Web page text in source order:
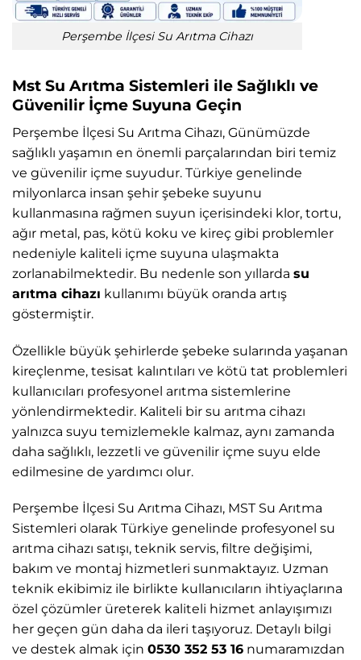
Perşembe İlçesi Su Arıtma Cihazı
Mst Su Arıtma Sistemleri ile Sağlıklı ve
Güvenilir İçme Suyuna Geçin
Perşembe İlçesi Su Arıtma Cihazı, Günümüzde
sağlıklı yaşamın en önemli parçalarından biri temiz
ve güvenilir içme suyudur. Türkiye genelinde
milyonlarca insan şehir şebeke suyunu
kullanmasına rağmen suyun içerisindeki klor, tortu,
ağır metal, pas, kötü koku ve kireç gibi problemler
nedeniyle kaliteli içme suyuna ulaşmakta
zorlanabilmektedir. Bu nedenle son yıllarda su
arıtma cihazı kullanımı büyük oranda artış
göstermiştir.
Özellikle büyük şehirlerde şebeke sularında yaşanan
kireçlenme, tesisat kalıntıları ve kötü tat problemleri
kullanıcıları profesyonel arıtma sistemlerine
yönlendirmektedir. Kaliteli bir su arıtma cihazı
yalnızca suyu temizlemekle kalmaz, aynı zamanda
daha sağlıklı, lezzetli ve güvenilir içme suyu elde
edilmesine de yardımcı olur.
Perşembe İlçesi Su Arıtma Cihazı, MST Su Arıtma
Sistemleri olarak Türkiye genelinde profesyonel su
arıtma cihazı satışı, teknik servis, filtre değişimi,
bakım ve montaj hizmetleri sunmaktayız. Uzman
teknik ekibimiz ile birlikte kullanıcıların ihtiyaçlarına
özel çözümler üreterek kaliteli hizmet anlayışımızı
her geçen gün daha da ileri taşıyoruz. Detaylı bilgi
ve destek almak için 0530 352 53 16 numaramızdan